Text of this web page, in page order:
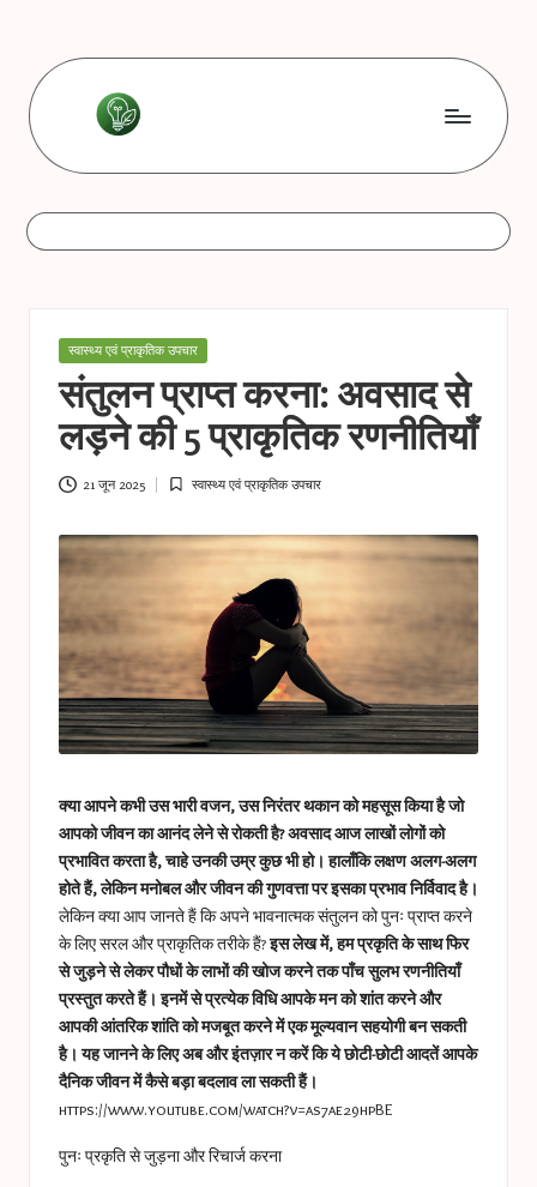
content
L
e
s
o
n
n
e
s
a
s
t
u
c
e
s
astuces
Posted
स्वास्थ्य एवं प्राकृतिक उपचार
संतुलन प्राप्त करना: अवसाद से
लड़ने की 5 प्राकृतिक रणनीतियाँ
21 जून 2025
Posted
स्वास्थ्य एवं प्राकृतिक उपचार
क्या आपने कभी उस भारी वजन, उस निरंतर थकान को महसूस किया है जो
आपको जीवन का आनंद लेने से रोकती है?अवसाद आज लाखों लोगों को
प्रभावित करता है, चाहे उनकी उम्र कुछ भी हो। हालाँकि लक्षण अलग-अलग
होते हैं, लेकिन मनोबल और जीवन की गुणवत्ता पर इसका प्रभाव निर्विवाद है।
लेकिन क्या आप जानते हैं कि अपने भावनात्मक संतुलन को पुनः प्राप्त करने
के लिए सरल और प्राकृतिक तरीके हैं?इस लेख में, हम प्रकृति के साथ फिर
से जुड़ने से लेकर पौधों के लाभों की खोज करने तक पाँच सुलभ रणनीतियाँ
प्रस्तुत करते हैं। इनमें से प्रत्येक विधि आपके मन को शांत करने और
आपकी आंतरिक शांति को मजबूत करने में एक मूल्यवान सहयोगी बन सकती
है। यह जानने के लिए अब और इंतज़ार न करें कि ये छोटी-छोटी आदतें आपके
दैनिक जीवन में कैसे बड़ा बदलाव ला सकती हैं।
https://www.youtube.com/watch?v=as7ae29hpBE
पुनः प्रकृति से जुड़ना और रिचार्ज करना